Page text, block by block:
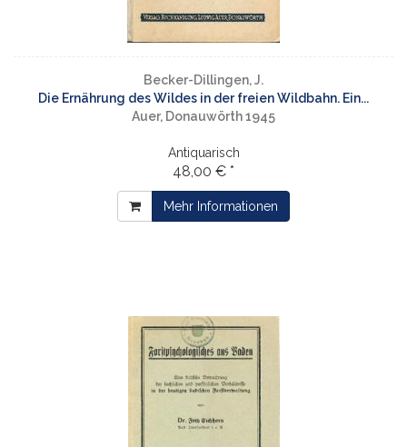
Becker-Dillingen, J.
Die Ernährung des Wildes in der freien Wildbahn. Ein...
Auer, Donauwörth 1945
Antiquarisch
48,00 € *
Mehr Informationen